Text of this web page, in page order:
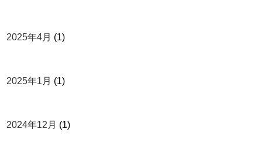
2025年4月 (1)
2025年1月 (1)
2024年12月 (1)